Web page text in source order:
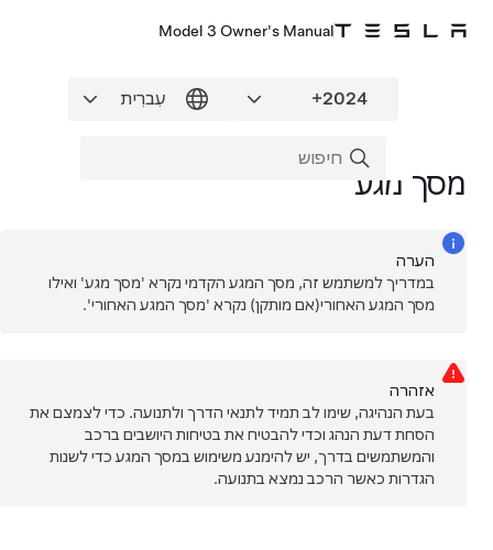
Model 3 Owner's Manual
מסך מגע
הערה
במדריך למשתמש זה, מסך המגע הקדמי נקרא 'מסך מגע' ואילו
מסך המגע האחורי(אם מותקן)נקרא 'מסך המגע האחורי'.
אזהרה
בעת הנהיגה, שימו לב תמיד לתנאי הדרך ולתנועה. כדי לצמצם את
הסחת דעת הנהג וכדי להבטיח את בטיחות היושבים ברכב
והמשתמשים בדרך, יש להימנע משימוש במסך המגע כדי לשנות
הגדרות כאשר הרכב נמצא בתנועה.